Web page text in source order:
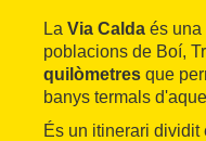
La Via Calda és una
poblacions de Boí,
quilòmetres que
banys termals
És un itinerari dividit